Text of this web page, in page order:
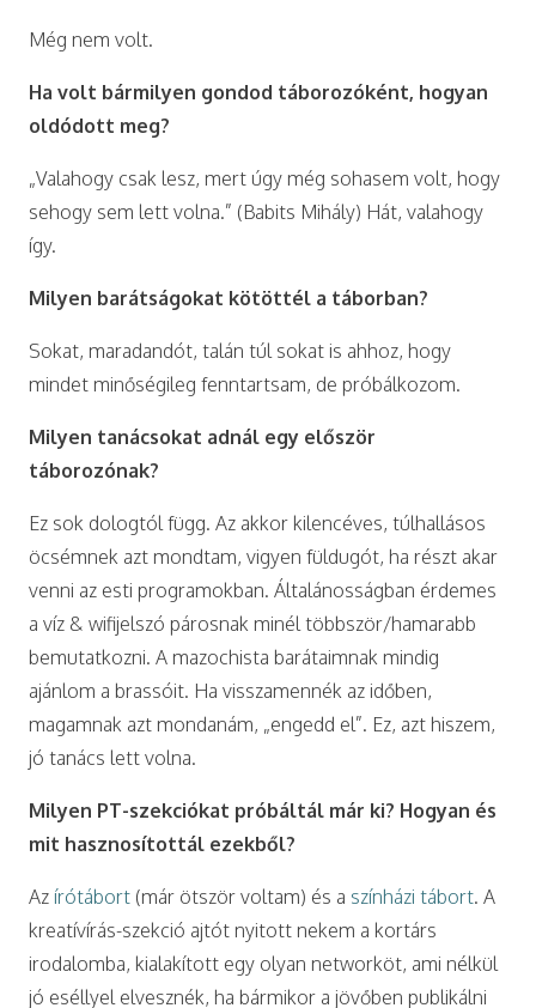
Még nem volt.
Ha volt bármilyen gondod táborozóként, hogyan
oldódott meg?
„Valahogy csak lesz, mert úgy még sohasem volt, hogy
sehogy sem lett volna.” (Babits Mihály) Hát, valahogy
így.
Milyen barátságokat kötöttél a táborban?
Sokat, maradandót, talán túl sokat is ahhoz, hogy
mindet minőségileg fenntartsam, de próbálkozom.
Milyen tanácsokat adnál egy először
táborozónak?
Ez sok dologtól függ. Az akkor kilencéves, túlhallásos
öcsémnek azt mondtam, vigyen füldugót, ha részt akar
venni az esti programokban. Általánosságban érdemes
a víz & wifijelszó párosnak minél többször/hamarabb
bemutatkozni. A mazochista barátaimnak mindig
ajánlom a brassóit. Ha visszamennék az időben,
magamnak azt mondanám, „engedd el”. Ez, azt hiszem,
jó tanács lett volna.
Milyen PT-szekciókat próbáltál már ki? Hogyan és
mit hasznosítottál ezekből?
Az írótábort (már ötször voltam) és a színházi tábort. A
kreatívírás-szekció ajtót nyitott nekem a kortárs
irodalomba, kialakított egy olyan networköt, ami nélkül
jó eséllyel elvesznék, ha bármikor a jövőben publikálni